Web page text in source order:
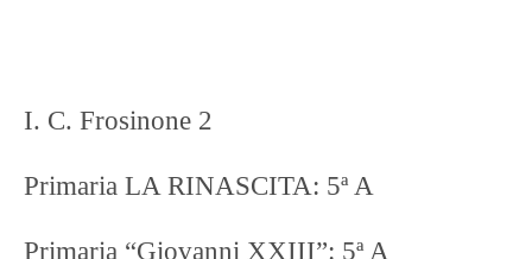
I. C. Frosinone 2
Primaria LA RINASCITA: 5ª A
Primaria “Giovanni XXIII”: 5ª A